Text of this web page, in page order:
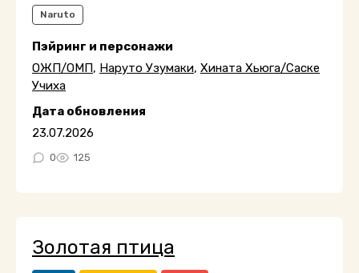
Naruto
Пэйринг и персонажи
ОЖП/ОМП, Наруто Узумаки, Хината Хьюга/Саске
Учиха
Дата обновления
23.07.2026
0 125
Золотая птица